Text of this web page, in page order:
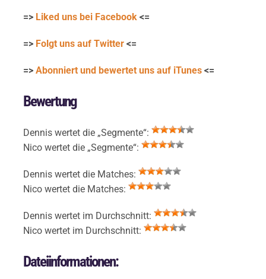
=> Liked uns bei Facebook <=
=> Folgt uns auf Twitter <=
=> Abonniert und bewertet uns auf iTunes <=
Bewertung
Dennis wertet die „Segmente“:
Nico wertet die „Segmente“:
Dennis wertet die Matches:
Nico wertet die Matches:
Dennis wertet im Durchschnitt:
Nico wertet im Durchschnitt:
Dateiinformationen: